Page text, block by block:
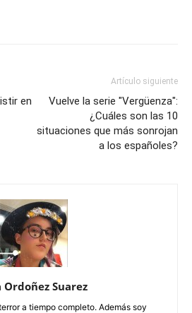
en
Artículo siguiente
Vuelve la serie "Vergüenza":
¿Cuáles son las 10
situaciones que más sonrojan
a los españoles?
Ordoñez Suarez
a tiempo completo. Además soy